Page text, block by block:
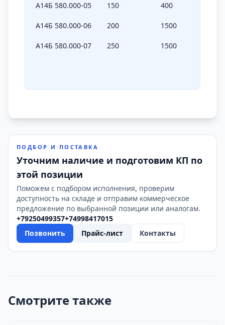
А14Б 580.000-05 150 400
А14Б 580.000-06 200 1500
А14Б 580.000-07 250 1500
ПОДБОР И ПОСТАВКА
Уточним наличие и подготовим КП по
этой позиции
Поможем с подбором исполнения, проверим
доступность на складе и отправим коммерческое
предложение по выбранной позиции или аналогам.
+79250499357+74998417015
Позвонить
Прайс-лист Контакты
Смотрите также